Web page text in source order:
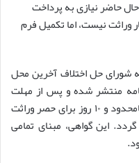
حال حاضر نیازی به پرداخت
وراثت نیست، اما تکمیل فرم
شورای حل اختلاف آخرین محل
منتشر شده و پس از مهلت
قانونی (عموماً یک ماه برای حصر وراثت نامحدود و ۱۰ روز برای حصر وراثت
این گواهی، مبنای تمامی